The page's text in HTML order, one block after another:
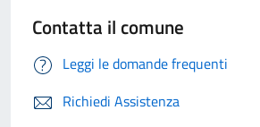
Contatta il comune
Leggi le domande frequenti
Richiedi Assistenza